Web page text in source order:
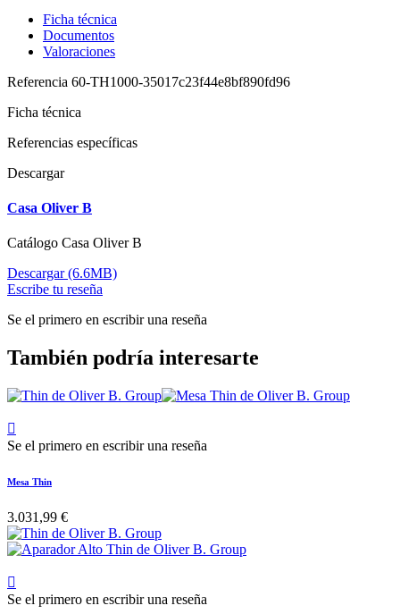
Ficha técnica
Documentos
Valoraciones
Referencia 60-TH1000-35017c23f44e8bf890fd96
Ficha técnica
Referencias específicas
Descargar
Casa Oliver B
Catálogo Casa Oliver B
Descargar (6.6MB)
Escribe tu reseña
Se el primero en escribir una reseña
También podría interesarte

Se el primero en escribir una reseña
Mesa Thin
3.031,99 €

Se el primero en escribir una reseña